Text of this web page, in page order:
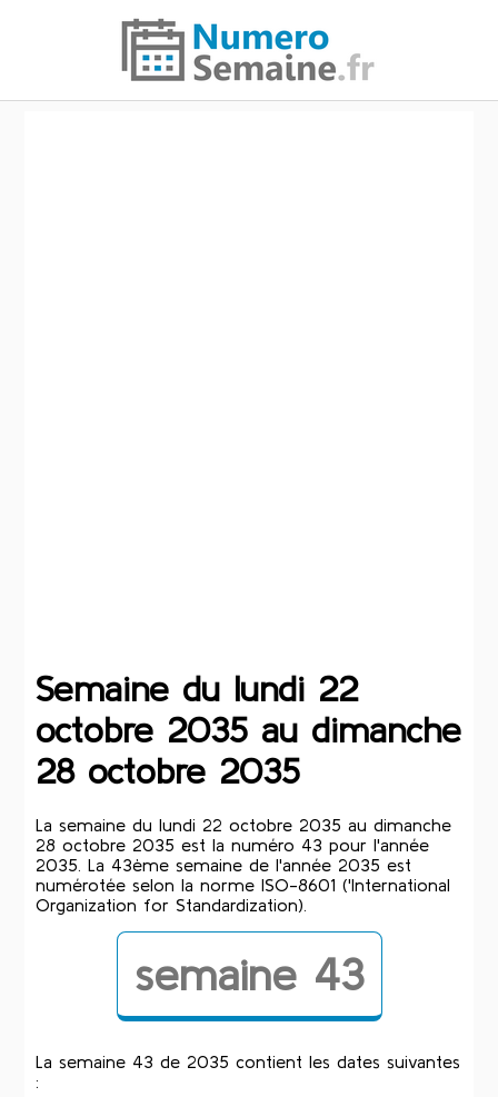
Semaine du lundi 22
octobre 2035 au dimanche
28 octobre 2035
La semaine du lundi 22 octobre 2035 au dimanche
28 octobre 2035 est la numéro 43 pour l'année
2035. La 43ème semaine de l'année 2035 est
numérotée selon la norme ISO-8601 ('International
Organization for Standardization).
semaine 43
La semaine 43 de 2035 contient les dates suivantes
: